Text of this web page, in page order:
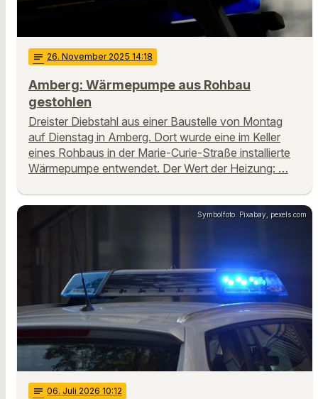
notes 26. November 2025 14:18
Amberg: Wärmepumpe aus Rohbau
gestohlen
Dreister Diebstahl aus einer Baustelle von Montag
auf Dienstag in Amberg. Dort wurde eine im Keller
eines Rohbaus in der Marie-Curie-Straße installierte
Wärmepumpe entwendet. Der Wert der Heizung: …
Symbolfoto: Pixabay, pexels.com
notes 06. Juli 2026 10:12